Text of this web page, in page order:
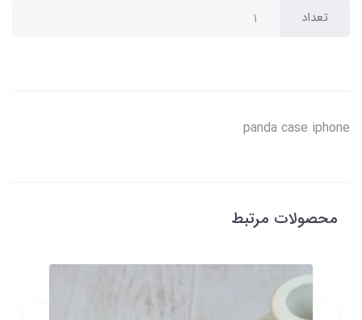
تعداد
panda case iphone
محصولات مرتبط